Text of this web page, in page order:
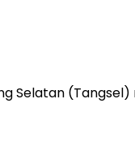
Selatan